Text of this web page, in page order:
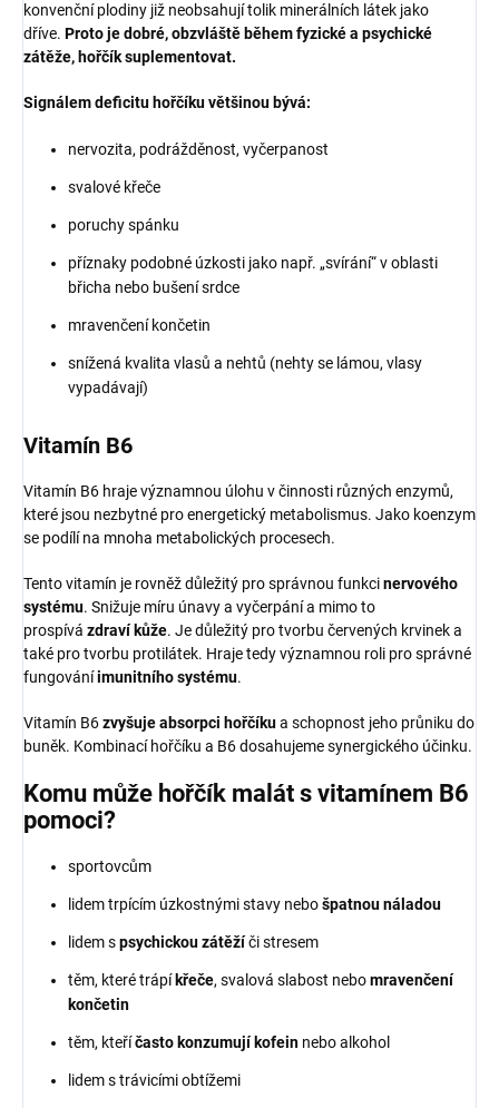
konvenční plodiny již neobsahují tolik minerálních látek jako
dříve. Proto je dobré, obzvláště během fyzické a psychické
zátěže, hořčík suplementovat.
Signálem deficitu hořčíku většinou bývá:
nervozita, podrážděnost, vyčerpanost
svalové křeče
poruchy spánku
příznaky podobné úzkosti jako např. „svírání“ v oblasti
břicha nebo bušení srdce
mravenčení končetin
snížená kvalita vlasů a nehtů (nehty se lámou, vlasy
vypadávají)
Vitamín B6
Vitamín B6 hraje významnou úlohu v činnosti různých enzymů,
které jsou nezbytné pro energetický metabolismus. Jako koenzym
se podílí na mnoha metabolických procesech.
Tento vitamín je rovněž důležitý pro správnou funkcinervového
systému. Snižuje míru únavy a vyčerpání a mimo to
prospívá zdraví kůže. Je důležitý pro tvorbu červených krvinek a
také pro tvorbu protilátek. Hraje tedy významnou roli pro správné
fungováníimunitního systému.
Vitamín B6zvyšuje absorpci hořčíkua schopnost jeho průniku do
buněk. Kombinací hořčíku a B6 dosahujeme synergického účinku.
Komu může hořčík malát s vitamínem B6
pomoci?
sportovcům
lidem trpícím úzkostnými stavy nebošpatnou náladou
lidem spsychickou zátěžíči stresem
těm, které trápí křeče, svalová slabost nebomravenčení
končetin
těm, kteříčasto konzumují kofein nebo alkohol
lidem s trávicími obtížemi